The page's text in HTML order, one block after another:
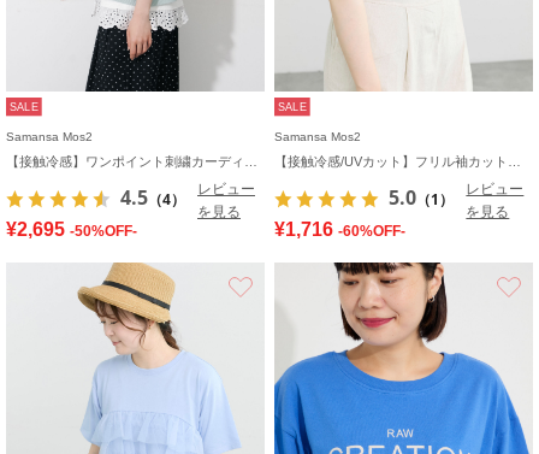
SALE
Samansa Mos2
4.5 （4）
レビュー
を見る
¥2,695 -50%OFF-
SALE
Samansa Mos2
5.0 （1）
レビュー
を見る
¥1,716 -60%OFF-
お気に入り